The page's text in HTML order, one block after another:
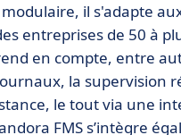
il s'adapte
entreprises de 50 à
en compte, entre
la supervision
le tout via une
FMS s’intègre